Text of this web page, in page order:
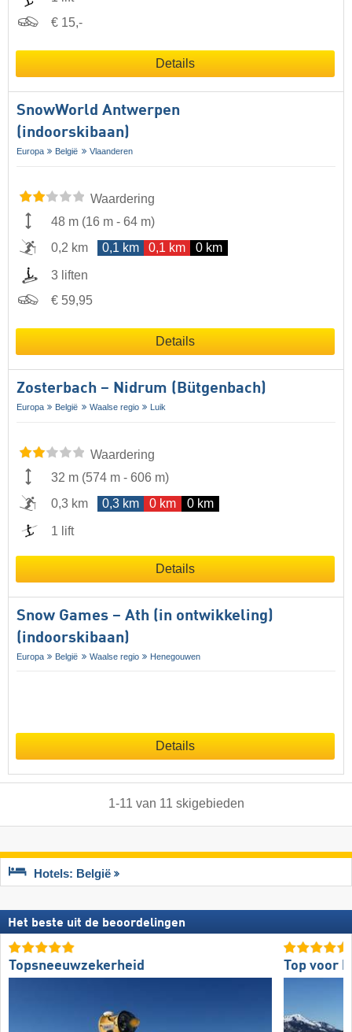
€ 15,-
Details
SnowWorld Antwerpen
(indoorskibaan)
Europa België Vlaanderen
Waardering
48 m (16 m - 64 m)
0,2 km
0,1 km 0,1 km 0 km
3 liften
€ 59,95
Details
Zosterbach – Nidrum (Bütgenbach)
Europa België Waalse regio Luik
Waardering
32 m (574 m - 606 m)
0,3 km
0,3 km 0 km 0 km
1 lift
Details
Snow Games – Ath (in ontwikkeling)
(indoorskibaan)
Europa België Waalse regio Henegouwen
Details
1-11 van 11 skigebieden
Hotels: België
Het beste uit de beoordelingen
Topsneeuwzekerheid Top voor